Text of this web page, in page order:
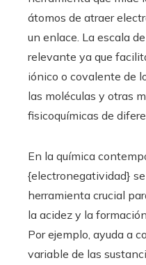
átomos de atraer
un enlace. La escala
relevante ya que
iónico o covalente de
las moléculas y otras
fisicoquímicas de
En la química
{electronegatividad}
herramienta crucial
la acidez y la
Por ejemplo, ayuda a
variable de las